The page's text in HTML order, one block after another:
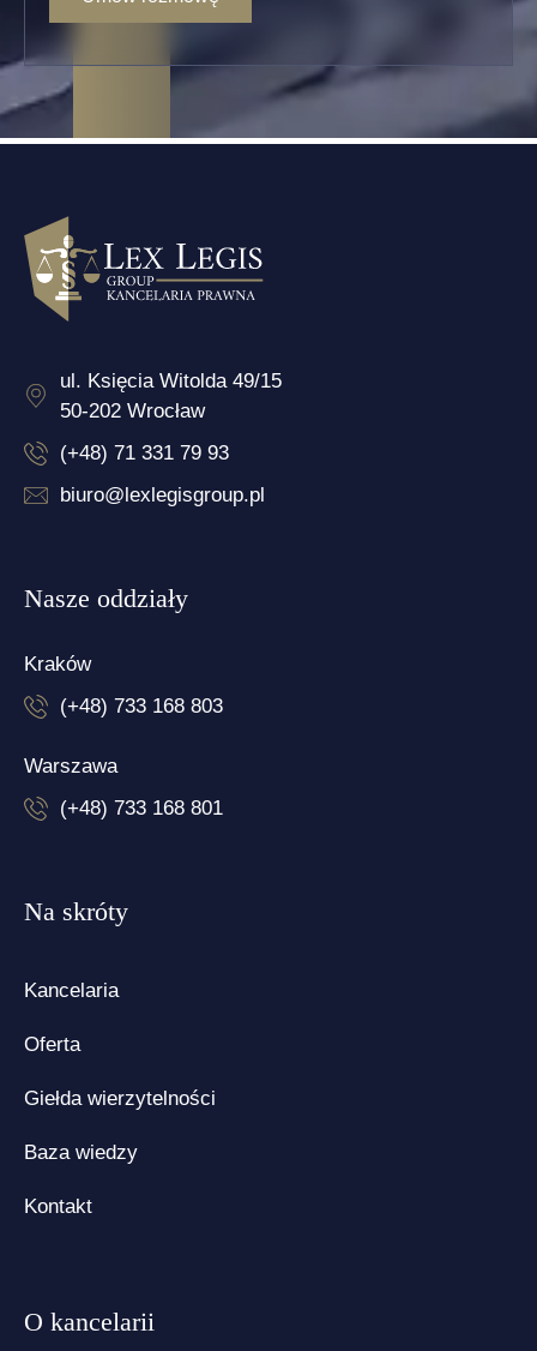
ul. Księcia Witolda 49/15
50-202 Wrocław
(+48) 71 331 79 93
biuro@lexlegisgroup.pl
Nasze oddziały
Kraków
(+48) 733 168 803
Warszawa
(+48) 733 168 801
Na skróty
Kancelaria
Oferta
Giełda wierzytelności
Baza wiedzy
Kontakt
O kancelarii